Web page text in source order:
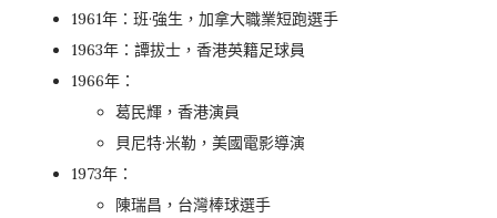
1961年：班·強生，加拿大職業短跑選手
1963年：譚拔士，香港英籍足球員
1966年：
葛民輝，香港演員
貝尼特·米勒，美國電影導演
1973年：
陳瑞昌，台灣棒球選手